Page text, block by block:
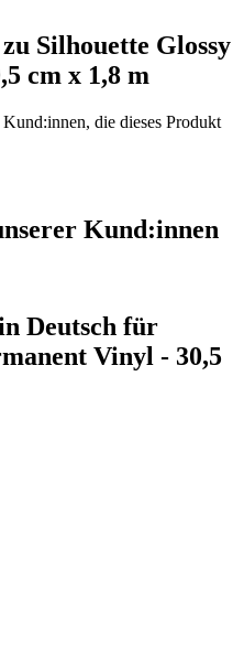
Silhouette Glossy
cm x 1,8 m
die dieses Produkt
Kund:innen
Deutsch für
Vinyl - 30,5